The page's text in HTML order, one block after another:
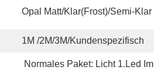
Opal Matt/Klar(Frost)/Semi-Klar
1M /2M/3M/kundenspezifisch
Normales Paket: Licht 1.led Im